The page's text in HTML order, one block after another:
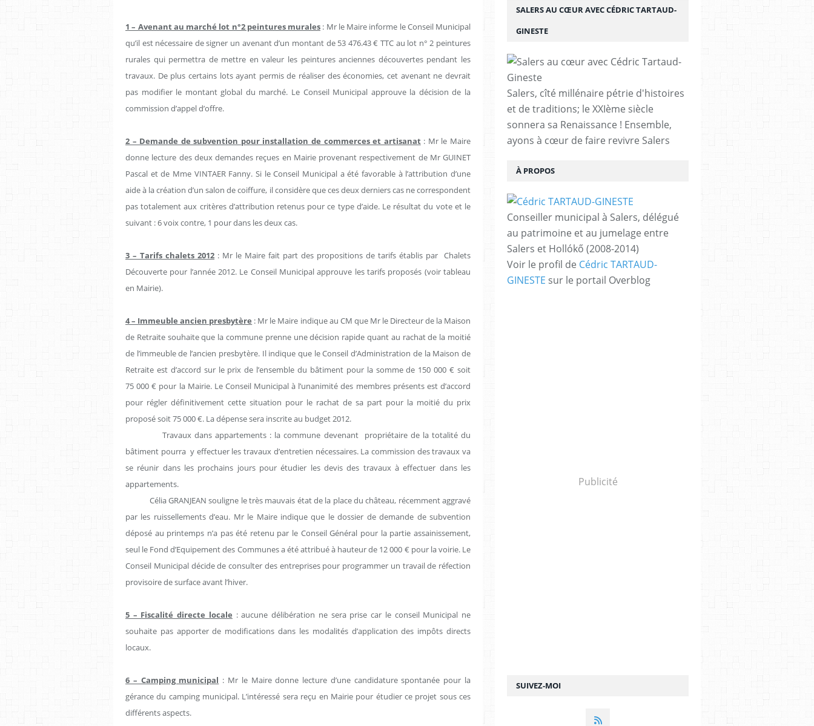
1 – Avenant au marché lot n°2 peintures murales : Mr le Maire informe le Conseil Municipal
qu’il est nécessaire de signer un avenant d’un montant de 53 476.43 € TTC au lot n° 2 peintures
rurales qui permettra de mettre en valeur les peintures anciennes découvertes pendant les
travaux. De plus certains lots ayant permis de réaliser des économies, cet avenant ne devrait
pas modifier le montant global du marché. Le Conseil Municipal approuve la décision de la
commission d’appel d’offre.
2 – Demande de subvention pour installation de commerces et artisanat: Mr le Maire
donne lecture des deux demandes reçues en Mairie provenant respectivement de Mr GUINET
Pascal et de Mme VINTAER Fanny. Si le Conseil Municipal a été favorable à l’attribution d’une
aide à la création d’un salon de coiffure, il considère que ces deux derniers cas ne correspondent
pas totalement aux critères d’attribution retenus pour ce type d’aide. Le résultat du vote et le
suivant : 6 voix contre, 1 pour dans les deux cas.
3 – Tarifs chalets 2012 : Mr le Maire fait part des propositions de tarifs établis par Chalets
Découverte pour l’année 2012. Le Conseil Municipal approuve les tarifs proposés (voir tableau
en Mairie).
4 – Immeuble ancien presbytère : Mr le Maire indique au CM que Mr le Directeur de la Maison
de Retraite souhaite que la commune prenne une décision rapide quant au rachat de la moitié
de l’immeuble de l’ancien presbytère. Il indique que le Conseil d’Administration de la Maison de
Retraite est d’accord sur le prix de l’ensemble du bâtiment pour la somme de 150 000 € soit
75 000 € pour la Mairie. Le Conseil Municipal à l’unanimité des membres présents est d’accord
pour régler définitivement cette situation pour le rachat de sa part pour la moitié du prix
proposé soit 75 000 €. La dépense sera inscrite au budget 2012.
Travaux dans appartements : la commune devenant
propriétaire de la totalité du
bâtiment pourra y effectuer les travaux d’entretien nécessaires. La commission des travaux va
se réunir dans les prochains jours pour étudier les devis des travaux à effectuer dans les
appartements.
Célia GRANJEAN souligne le très mauvais état de la place du château, récemment aggravé
par les ruissellements d’eau. Mr le Maire indique que le dossier de demande de subvention
déposé au printemps n’a pas été retenu par le Conseil Général pour la partie assainissement,
seul le Fond d’Equipement des Communes a été attribué à hauteur de 12 000 € pour la voirie. Le
Conseil Municipal décide de consulter des entreprises pour programmer un travail de réfection
provisoire de surface avant l’hiver.
5 – Fiscalité directe locale : aucune délibération ne sera prise car le conseil Municipal ne
souhaite pas apporter de modifications dans les modalités d’application des impôts directs
locaux.
6 – Camping municipal : Mr le Maire donne lecture d’une candidature spontanée pour la
gérance du camping municipal. L’intéressé sera reçu en Mairie pour étudier ce projet sous ces
différents aspects.
SUIVEZ-MOI
SALERS AU CŒUR AVEC CÉDRIC TARTAUD-
GINESTE
Salers, cîté millénaire pétrie d'histoires
et de traditions; le XXIème siècle
sonnera sa Renaissance ! Ensemble,
ayons à cœur de faire revivre Salers
À PROPOS
Conseiller municipal à Salers, délégué
au patrimoine et au jumelage entre
Salers et Hollókő (2008-2014)
Voir le profil de Cédric TARTAUD-
GINESTE sur le portail Overblog
Publicité